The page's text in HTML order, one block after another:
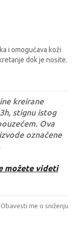
i omogućava koži
dok je nosite.
kreirane
stignu istog
Ova
označene
možete videti
Obavesti me o sniženju